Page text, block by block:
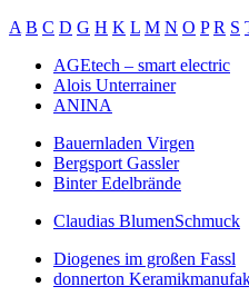
A B C D G H K L M N O P R S
AGEtech – smart electric
Alois Unterrainer
ANINA
Bauernladen Virgen
Bergsport Gassler
Binter Edelbrände
Claudias BlumenSchmuck
Diogenes im großen Fassl
donnerton